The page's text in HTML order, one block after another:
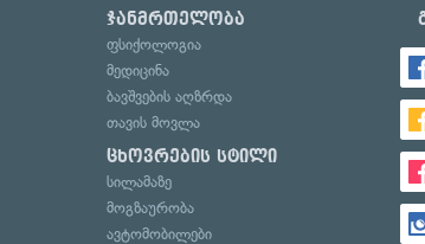
ჯანმრთელობა
ფსიქოლოგია
მედიცინა
ბავშვების აღზრდა
თავის მოვლა
ცხოვრების სტილი
სილამაზე
მოგზაურობა
ავტომობილები